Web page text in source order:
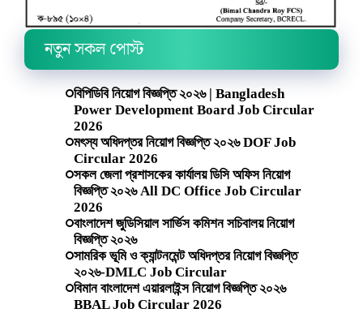
নতুন সকল পোস্ট
বিপিডিবি নিয়োগ বিজ্ঞপ্তি ২০২৬ | Bangladesh
Power Development Board Job Circular
2026
মৎস্য অধিদপ্তর নিয়োগ বিজ্ঞপ্তি ২০২৬ DOF Job
Circular 2026
সকল জেলা প্রশাসকের কার্যালয় ডিসি অফিস নিয়োগ
বিজ্ঞপ্তি ২০২৬ All DC Office Job Circular
2026
বাংলাদেশ জুডিসিয়াল সার্ভিস কমিশন সচিবালয় নিয়োগ
বিজ্ঞপ্তি ২০২৬
সামরিক ভূমি ও ক্যান্টনমেন্ট অধিদপ্তর নিয়োগ বিজ্ঞপ্তি
২০২৬-DMLC Job Circular
বিমান বাংলাদেশ এয়ারলাইন্স নিয়োগ বিজ্ঞপ্তি ২০২৬
BBAL Job Circular 2026